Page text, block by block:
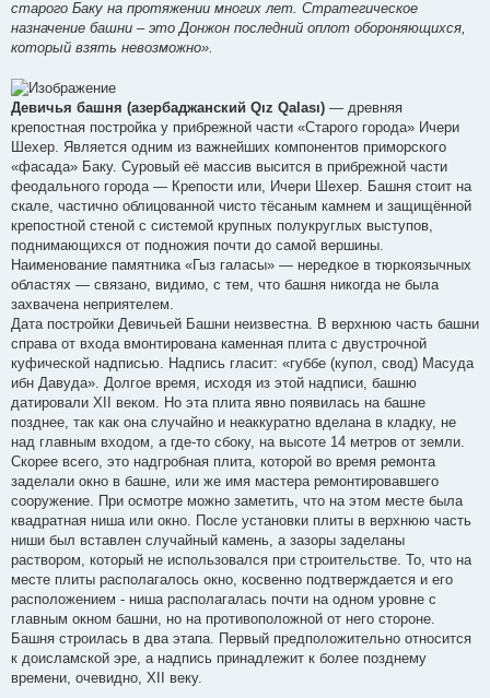
старого Баку на протяжении многих лет. Стратегическое
назначение башни – это Донжон последний оплот обороняющихся,
который взять невозможно».
Девичья башня (азербаджанский Qız Qalası) — древняя
крепостная постройка у прибрежной части «Старого города» Ичери
Шехер. Является одним из важнейших компонентов приморского
«фасада» Баку. Суровый её массив высится в прибрежной части
феодального города — Крепости или, Ичери Шехер. Башня стоит на
скале, частично облицованной чисто тёсаным камнем и защищённой
крепостной стеной с системой крупных полукруглых выступов,
поднимающихся от подножия почти до самой вершины.
Наименование памятника «Гыз галасы» — нередкое в тюркоязычных
областях — связано, видимо, с тем, что башня никогда не была
захвачена неприятелем.
Дата постройки Девичьей Башни неизвестна. В верхнюю часть башни
справа от входа вмонтирована каменная плита с двустрочной
куфической надписью. Надпись гласит: «губбе (купол, свод) Масуда
ибн Давуда». Долгое время, исходя из этой надписи, башню
датировали XII веком. Но эта плита явно появилась на башне
позднее, так как она случайно и неаккуратно вделана в кладку, не
над главным входом, а где-то сбоку, на высоте 14 метров от земли.
Скорее всего, это надгробная плита, которой во время ремонта
заделали окно в башне, или же имя мастера ремонтировавшего
сооружение. При осмотре можно заметить, что на этом месте была
квадратная ниша или окно. После установки плиты в верхнюю часть
ниши был вставлен случайный камень, а зазоры заделаны
раствором, который не использовался при строительстве. То, что на
месте плиты располагалось окно, косвенно подтверждается и его
расположением - ниша располагалась почти на одном уровне с
главным окном башни, но на противоположной от него стороне.
Башня строилась в два этапа. Первый предположительно относится
к доисламской эре, а надпись принадлежит к более позднему
времени, очевидно, XII веку.